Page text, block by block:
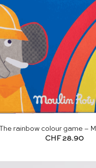
The rainbow colour game –
CHF28.90